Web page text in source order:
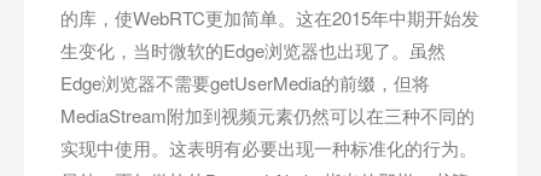
的库，使WebRTC更加简单。这在2015年中期开始发
生变化，当时微软的Edge浏览器也出现了。虽然
Edge浏览器不需要getUserMedia的前缀，但将
MediaStream附加到视频元素仍然可以在三种不同的
实现中使用。这表明有必要出现一种标准化的行为。